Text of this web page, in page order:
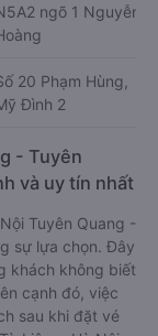
ngõ 1 Nguyễn
20 Phạm Hùng,
Đình 2
- Tuyên
và uy tín nhất
Tuyên Quang -
sự lựa chọn. Đây
khách không biết
cạnh đó, việc
sau khi đặt vé